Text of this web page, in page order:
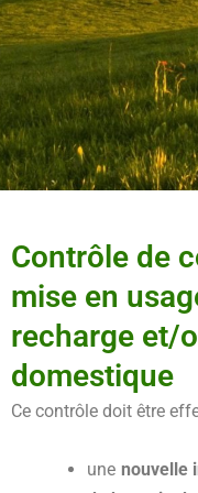
Contrôle de
mise en
recharge et/
domestique
Ce contrôle doit être
une nouvelle